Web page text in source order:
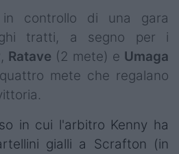
in controllo di una gara
tratti, a segno per i
, Ratave (2 mete) e Umaga
mete che regalano
in cui l'arbitro Kenny ha
gialli a Scrafton (in